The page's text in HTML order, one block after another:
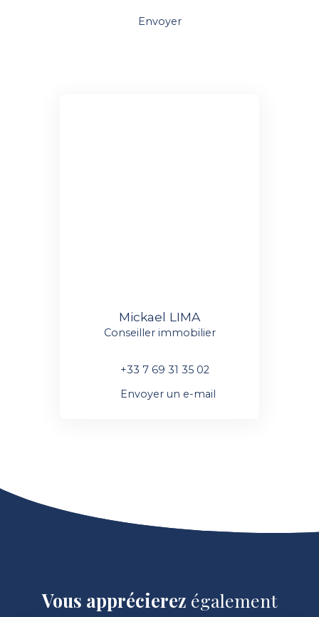
Envoyer
Mickael LIMA
Conseiller immobilier
+33 7 69 31 35 02
Envoyer un e-mail
Vous apprécierez également